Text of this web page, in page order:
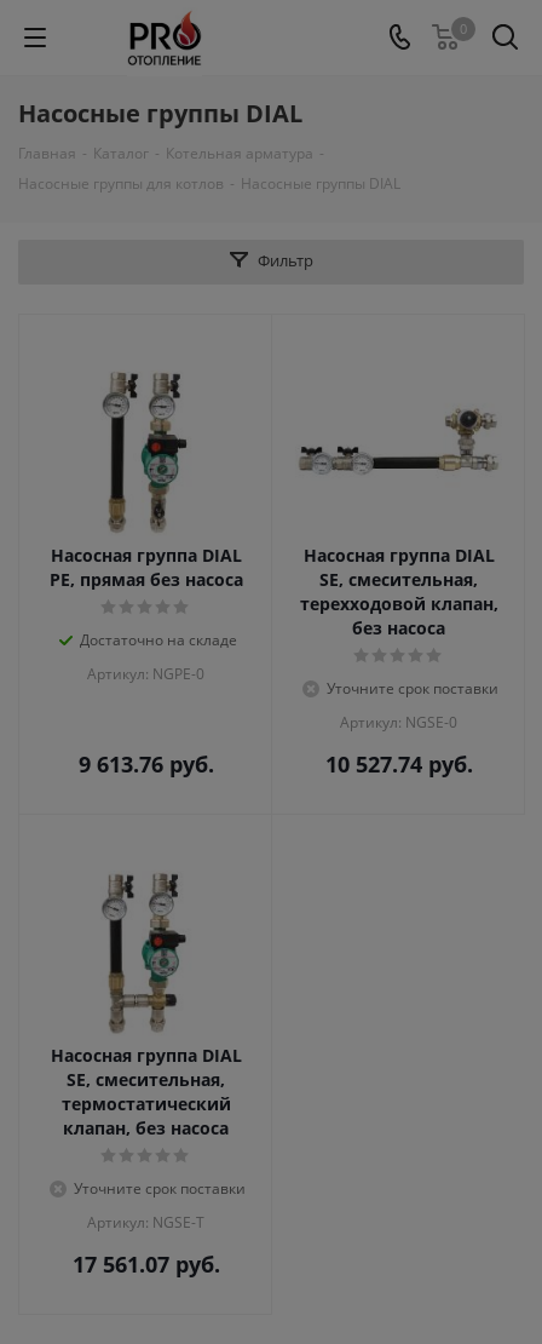
0
Насосные группы DIAL
Главная - Каталог - Котельная арматура -
Насосные группы для котлов - Насосные группы DIAL
Фильтр
Насосная группа DIAL
PE, прямая без насоса
Достаточно на складе
Артикул: NGPE-0
9 613.76руб.
Насосная группа DIAL
SE, смесительная,
терехходовой клапан,
без насоса
Уточните срок поставки
Артикул: NGSE-0
10 527.74руб.
Насосная группа DIAL
SE, смесительная,
термостатический
клапан, без насоса
Уточните срок поставки
Артикул: NGSE-T
17 561.07руб.